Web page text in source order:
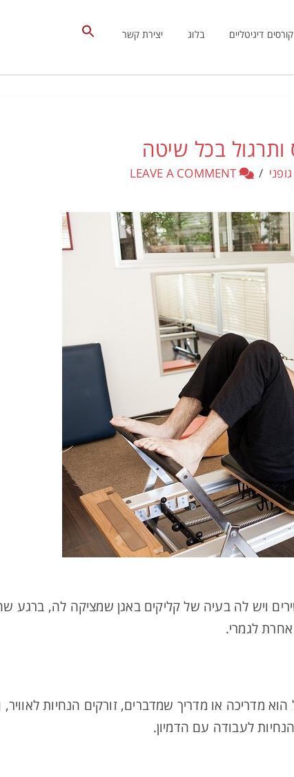
קורסים דיגיטליים בלוג יצירת קשר
Search
for:
Search Button
בכל שיטה
LEAVE A COMMENT
ויש לה בעיה של קליקים באגן שמציקה לה, ברגע
לגמרי.
הוא מדריכה או מדריך שמדברים, זורקים הנחיות
לעבודה עם הדמיון.